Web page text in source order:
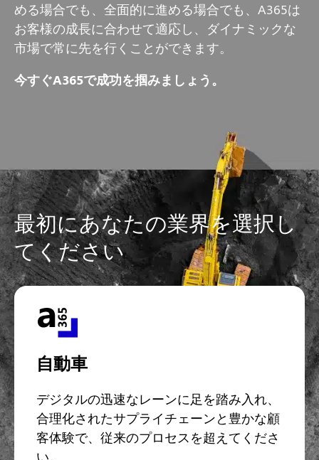
める場合でも、全面的に進める場合でも、A365は
お客様の成長に合わせて適応し、ダイナミックな
市場で常に先を行くことができます。
今すぐA365で成功を掴みましょう。
最初にあなたの業界を選択し
てください
自動車
デジタルの迅速なレーンに足を踏み入れ、
合理化されたサプライチェーンと豊かな顧
客体験で、従来のプロセスを超えてくださ